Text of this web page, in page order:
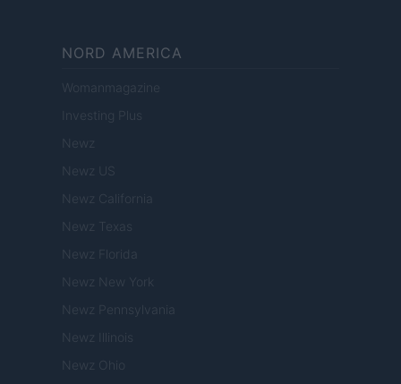
NORD AMERICA
Womanmagazine
Investing Plus
Newz
Newz US
Newz California
Newz Texas
Newz Florida
Newz New York
Newz Pennsylvania
Newz Illinois
Newz Ohio